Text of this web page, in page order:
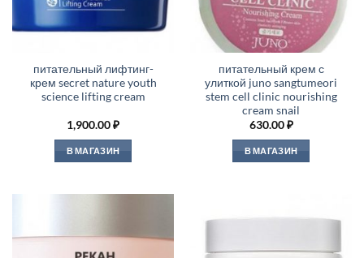
питательный лифтинг-
крем secret nature youth
science lifting cream
1,900.00₽
В МАГАЗИН
питательный крем с
улиткой juno sangtumeori
stem cell clinic nourishing
cream snail
630.00₽
В МАГАЗИН